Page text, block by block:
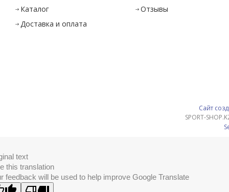
Каталог
Доставка и оплата
Отзывы
Сайт
SPORT-
text
this translation
feedback will be used to help improve Google Translate